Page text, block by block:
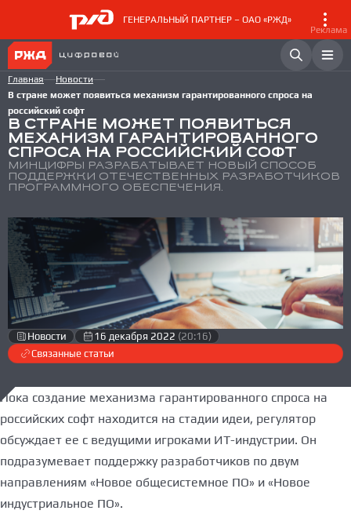
ГЕНЕРАЛЬНЫЙ ПАРТНЕР – ОАО «РЖД»
Реклама
Главная
Новости
В стране может появиться механизм гарантированного спроса на
российский софт
В СТРАНЕ МОЖЕТ ПОЯВИТЬСЯ
МЕХАНИЗМ ГАРАНТИРОВАННОГО
СПРОСА НА РОССИЙСКИЙ СОФТ
МИНЦИФРЫ РАЗРАБАТЫВАЕТ НОВЫЙ СПОСОБ
ПОДДЕРЖКИ ОТЕЧЕСТВЕННЫХ РАЗРАБОТЧИКОВ
ПРОГРАММНОГО ОБЕСПЕЧЕНИЯ.
Новости 16 декабря 2022 (20:16)
Связанные статьи
Пока создание механизма гарантированного спроса на
российских софт находится на стадии идеи, регулятор
обсуждает ее с ведущими игроками ИТ-индустрии. Он
подразумевает поддержку разработчиков по двум
направлениям «Новое общесистемное ПО» и «Новое
индустриальное ПО».